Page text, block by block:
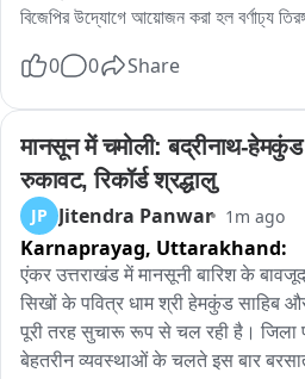
বিজেপির উদ্যোগে আয়োজন করা হল বর্ণাঢ্য
কর্মসূচিতে অংশ নেন প্রায় ২০০০ মানুষ।
বিভিন্ন দেশাত্মবোধক স্লোগান দিতে দিয়ে এগিয়ে
مختلف এলাকায় রাস্তার দু’পাশে বহু মানুষকে দাঁড়িয়ে কর্মসূচি দেখতে দেখা যায়।
এই কর্মসূচিতে উপস্থিত ছিলেন যাদবপুর
জোরদার-সহ দলের একাধিক নেতা ও কর্মী। তিরঙ্গা
সমর্থকদের মধ্যে ব্যাপক উৎসাহ ও উদ্দীপনা লক্ষ্য
বিজেপি নেতৃত্বের বক্তব্য, জাতীয় পতাকার
বার্তা সাধারণ মানুষের কাছে আরও বেশি করে
আয়োজন করা হয়েছে。
চাইলে এর ইংরেজি হেডলাইন এবং ১ লাইনের
0 0 Share
मानसून में चमोली: बद्रीनाथ-हेमकुंड
रुकावट, रिकॉर्ड श्रद्धालु
JP Jitendra Panwar 1m ago
Karnaprayag, Uttarakhand:
एंकर उत्तराखंड में मानसूनी बारिश के
सिखों के पवित्र धाम श्री हेमकुंड साहिब
पूरी तरह सुचारू रूप से चल रही है।
बेहतरीन व्यवस्थाओं के चलते इस बार